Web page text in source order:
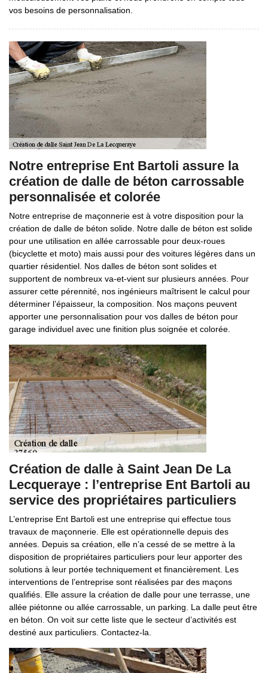
vos besoins de personnalisation.
Notre entreprise Ent Bartoli assure la
création de dalle de béton carrossable
personnalisée et colorée
Notre entreprise de maçonnerie est à votre disposition pour la
création de dalle de béton solide. Notre dalle de béton est solide
pour une utilisation en allée carrossable pour deux-roues
(bicyclette et moto) mais aussi pour des voitures légères dans un
quartier résidentiel. Nos dalles de béton sont solides et
supportent de nombreux va-et-vient sur plusieurs années. Pour
assurer cette pérennité, nos ingénieurs maîtrisent le calcul pour
déterminer l’épaisseur, la composition. Nos maçons peuvent
apporter une personnalisation pour vos dalles de béton pour
garage individuel avec une finition plus soignée et colorée.
Création de dalle à Saint Jean De La
Lecqueraye : l’entreprise Ent Bartoli au
service des propriétaires particuliers
L’entreprise Ent Bartoli est une entreprise qui effectue tous
travaux de maçonnerie. Elle est opérationnelle depuis des
années. Depuis sa création, elle n’a cessé de se mettre à la
disposition de propriétaires particuliers pour leur apporter des
solutions à leur portée techniquement et financièrement. Les
interventions de l’entreprise sont réalisées par des maçons
qualifiés. Elle assure la création de dalle pour une terrasse, une
allée piétonne ou allée carrossable, un parking. La dalle peut être
en béton. On voit sur cette liste que le secteur d’activités est
destiné aux particuliers. Contactez-la.